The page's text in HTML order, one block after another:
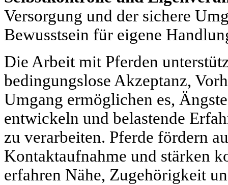
Versorgung und der sichere
Bewusstsein für eigene
Die Arbeit mit Pferden
bedingungslose Akzeptanz,
Umgang ermöglichen es,
entwickeln und belastende
zu verarbeiten. Pferde fördern
Kontaktaufnahme und stärken
erfahren Nähe, Zugehörigkeit